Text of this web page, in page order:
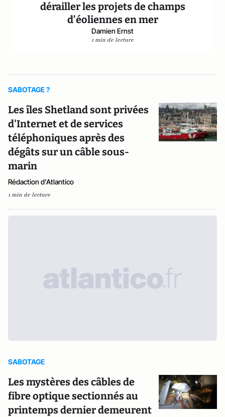
dérailler les projets de champs
d’éoliennes en mer
Damien Ernst
1 min de lecture
SABOTAGE ?
Les îles Shetland sont privées
d'Internet et de services
téléphoniques après des
dégâts sur un câble sous-
marin
Rédaction d'Atlantico
1 min de lecture
SABOTAGE
Les mystères des câbles de
fibre optique sectionnés au
printemps dernier demeurent